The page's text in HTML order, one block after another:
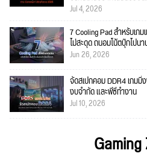
Jul 4, 2026
7 Cooling Pad สำหรับเก
ไม่สะดุด ถนอมโน้ตบุ๊กไปน
Jun 26, 2026
จัดสเปกคอม DDR4 เกม
งบจำกัด และพีซีทำงาน
Jul 10, 2026